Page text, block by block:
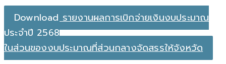
Download รายงานผลการเบิกจ่ายเงินงบประมาณ
ประจำปี 2568
ในส่วนของงบประมาณที่ส่วนกลางจัดสรรให้จังหวัด